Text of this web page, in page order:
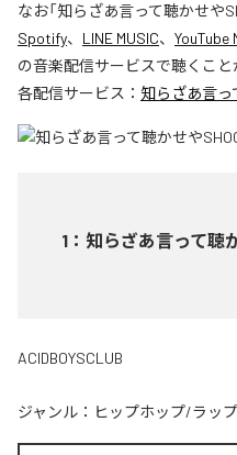
なお「知らざあ言って聴かせや
Spotify、 LINE MUSIC、 YouTube
の音楽配信サービスで聴くこと
各配信サービス： 知らざあ言っ
1 ： 知らざあ言って聴
ACIDBOYSCLUB
ジャンル： ヒップホップ/ラップ